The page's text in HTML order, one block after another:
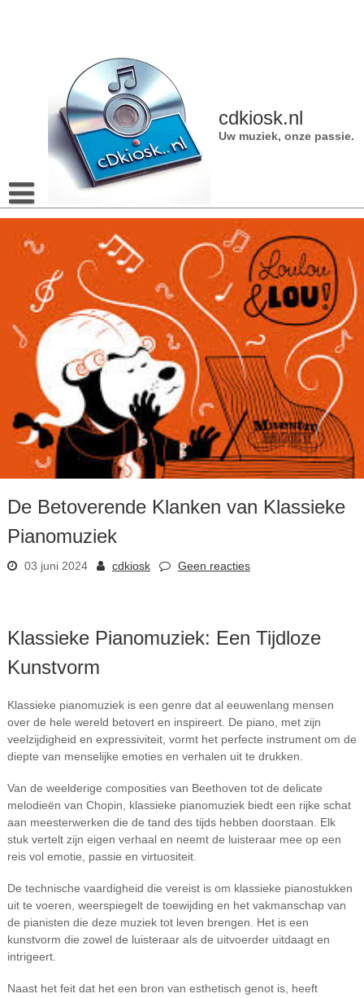
cdkiosk.nl
Uw muziek, onze passie.
De Betoverende Klanken van Klassieke
Pianomuziek
03 juni 2024 cdkiosk Geen reacties
Klassieke Pianomuziek: Een Tijdloze
Kunstvorm
Klassieke pianomuziek is een genre dat al eeuwenlang mensen
over de hele wereld betovert en inspireert. De piano, met zijn
veelzijdigheid en expressiviteit, vormt het perfecte instrument om de
diepte van menselijke emoties en verhalen uit te drukken.
Van de weelderige composities van Beethoven tot de delicate
melodieën van Chopin, klassieke pianomuziek biedt een rijke schat
aan meesterwerken die de tand des tijds hebben doorstaan. Elk
stuk vertelt zijn eigen verhaal en neemt de luisteraar mee op een
reis vol emotie, passie en virtuositeit.
De technische vaardigheid die vereist is om klassieke pianostukken
uit te voeren, weerspiegelt de toewijding en het vakmanschap van
de pianisten die deze muziek tot leven brengen. Het is een
kunstvorm die zowel de luisteraar als de uitvoerder uitdaagt en
intrigeert.
Naast het feit dat het een bron van esthetisch genot is, heeft